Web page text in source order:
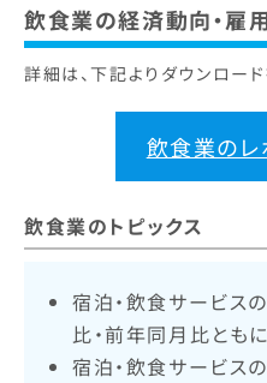
飲食業の経済動向・雇
詳細は、下記よりダウンロード
飲食業のレ
飲食業のトピックス
宿泊・飲食サービス
比・前年同月比とも
宿泊・飲食サービス